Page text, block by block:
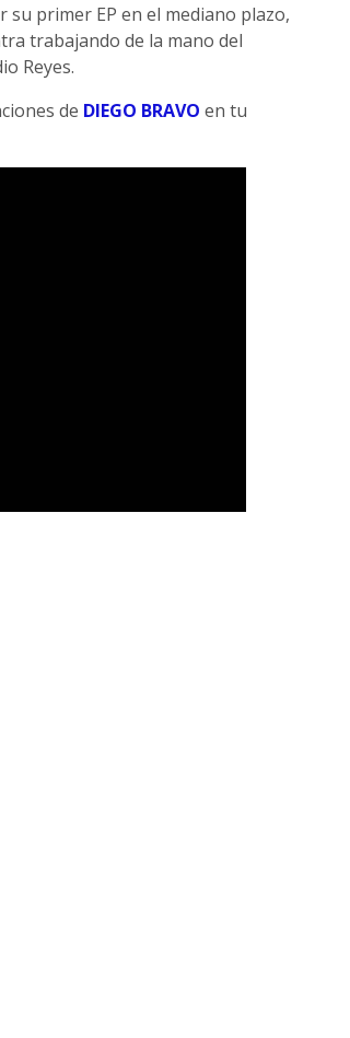
primer EP en el mediano plazo,
trabajando de la mano del
Reyes.
de DIEGO BRAVO en tu